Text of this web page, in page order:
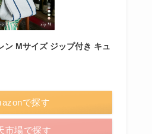
Mサイズ ジップ付き キュ
で探す
市場で探す